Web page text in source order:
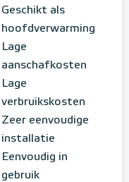
Geschikt als
hoofdverwarming
Lage
aanschafkosten
Lage
verbruikskosten
Zeer eenvoudige
installatie
Eenvoudig in
gebruik